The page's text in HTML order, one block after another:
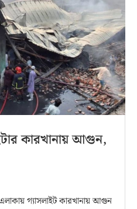
কারখানায় আগুন,
গ্যাসলাইট কারখানায় আগুন